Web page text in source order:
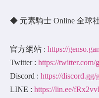
◆ 元素騎士 Online 全球
官方網站 : https://
Twitter : https://twitter.com/
Discord : https://discord.gg/
LINE : https://lin.ee/